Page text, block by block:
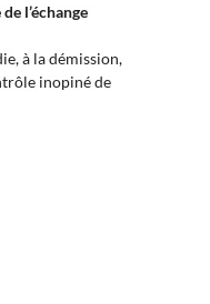
l’échange
à la démission,
inopiné de